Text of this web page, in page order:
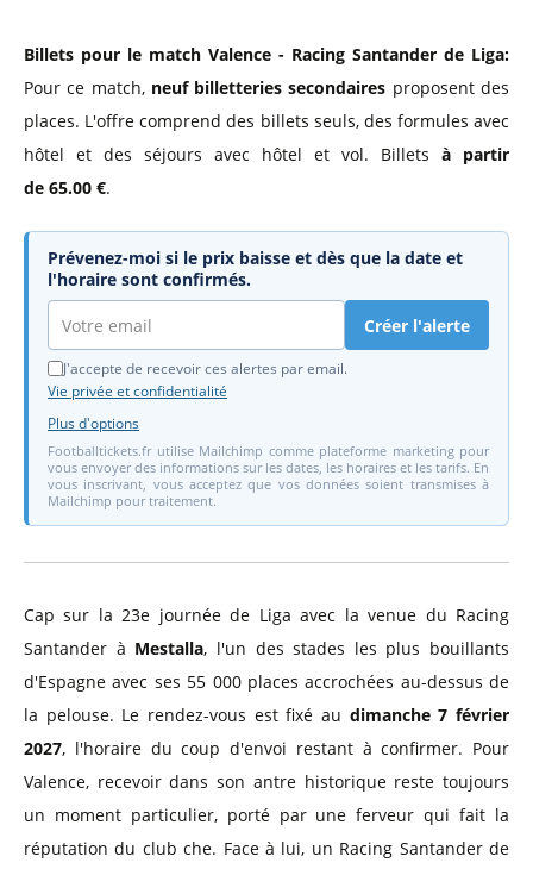
Billets pour le match Valence - Racing Santander de Liga:
Pour ce match, neuf billetteries secondaires proposent des
places. L'offre comprend des billets seuls, des formules avec
hôtel et des séjours avec hôtel et vol. Billets à partir
de 65.00 €.
Prévenez-moi si le prix baisse et dès que la date et
l'horaire sont confirmés.
Créer l'alerte
J'accepte de recevoir ces alertes par email.
Vie privée et confidentialité
Plus d'options
Footballtickets.fr utilise Mailchimp comme plateforme marketing pour
vous envoyer des informations sur les dates, les horaires et les tarifs. En
vous inscrivant, vous acceptez que vos données soient transmises à
Mailchimp pour traitement.
Cap sur la 23e journée de Liga avec la venue du Racing
Santander à Mestalla, l'un des stades les plus bouillants
d'Espagne avec ses 55 000 places accrochées au-dessus de
la pelouse. Le rendez-vous est fixé au dimanche 7 février
2027, l'horaire du coup d'envoi restant à confirmer. Pour
Valence, recevoir dans son antre historique reste toujours
un moment particulier, porté par une ferveur qui fait la
réputation du club che. Face à lui, un Racing Santander de